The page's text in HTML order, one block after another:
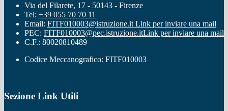
Via del Filarete, 17 - 50143 - Firenze
Tel: +39 055 70 70 11
Email: FITF010003@istruzione.it Link per inviare una mail
PEC: FITF010003@pec.istruzione.itLink per inviare una mail
C.F.: 80020810489
Codice Meccanografico: FITF010003
Sezione Link Utili